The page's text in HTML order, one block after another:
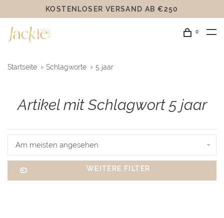
KOSTENLOSER VERSAND AB €250
0
Startseite Schlagworte 5 jaar
Artikel mit Schlagwort 5 jaar
Am meisten angesehen
WEITERE FILTER